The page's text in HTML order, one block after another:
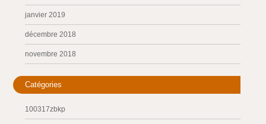
janvier 2019
décembre 2018
novembre 2018
Catégories
100317zbkp